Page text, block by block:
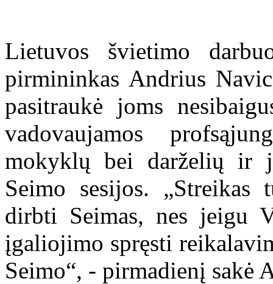
Lietuvos švietimo
pirmininkas Andrius
pasitraukė joms
vadovaujamos
mokyklų bei darželių ir
Seimo sesijos.
dirbti Seimas, nes jeigu
įgaliojimo spręsti
Seimo“, - pirmadienį sakė